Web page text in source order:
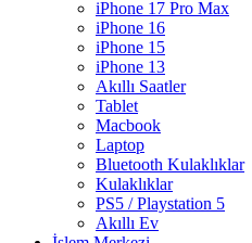
iPhone 17 Pro Max
iPhone 16
iPhone 15
iPhone 13
Akıllı Saatler
Tablet
Macbook
Laptop
Bluetooth Kulaklıklar
Kulaklıklar
PS5 / Playstation 5
Akıllı Ev